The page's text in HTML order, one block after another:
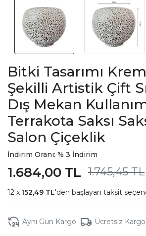
Bitki Tasarımı
Şekilli Artistik Çift
Dış Mekan
Terrakota Saksı
Salon Çiçeklik
İndirim Oranı: % 3 İndirim
1.745,45 TL
1.684,00 TL
152,49 TL'den başlayan taksit
Aynı Gün Kargo Ücretsiz Kargo